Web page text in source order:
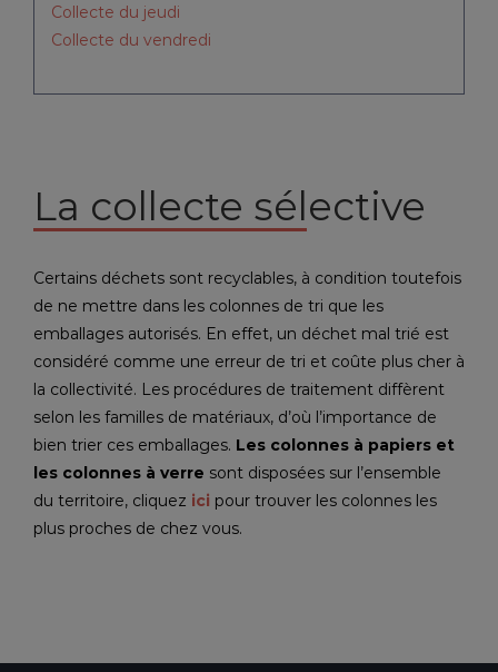
Collecte du jeudi
Collecte du vendredi
La collecte sélective
Certains déchets sont recyclables, à condition toutefois
de ne mettre dans les colonnes de tri que les
emballages autorisés. En effet, un déchet mal trié est
considéré comme une erreur de tri et coûte plus cher à
la collectivité. Les procédures de traitement diffèrent
selon les familles de matériaux, d’où l’importance de
bien trier ces emballages. Les colonnes à papiers et
les colonnes à verre sont disposées sur l’ensemble
du territoire, cliquez ici pour trouver les colonnes les
plus proches de chez vous.